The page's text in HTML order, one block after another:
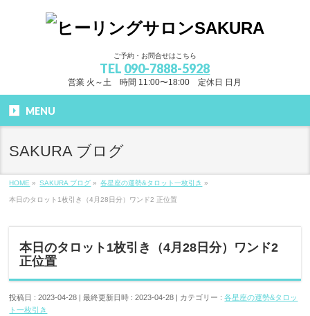
ご予約・お問合せはこちら
TEL 090-7888-5928
営業 火～土 時間 11:00〜18:00 定休日 日月
MENU
SAKURA ブログ
HOME » SAKURA ブログ » 各星座の運勢&タロット一枚引き »
本日のタロット1枚引き（4月28日分）ワンド2 正位置
本日のタロット1枚引き（4月28日分）ワンド2
正位置
投稿日 : 2023-04-28 最終更新日時 : 2023-04-28 カテゴリー :各星座の運勢&タロッ
ト一枚引き